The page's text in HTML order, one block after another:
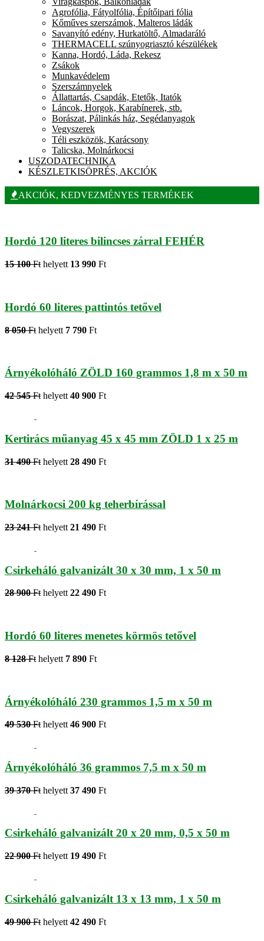
Agrofólia, Fátyolfólia, Építőipari fólia
Kőműves szerszámok, Malteros ládák
Savanyító edény, Hurkatöltő, Almadaráló
THERMACELL szúnyogriasztó készülékek
Kanna, Hordó, Láda, Rekesz
Zsákok
Munkavédelem
Szerszámnyelek
Állattartás, Csapdák, Etetők, Itatók
Láncok, Horgok, Karabínerek, stb.
Borászat, Pálinkás ház, Segédanyagok
Vegyszerek
Téli eszközök, Karácsony
Talicska, Molnárkocsi
USZODATECHNIKA
KÉSZLETKISÖPRÉS, AKCIÓK
AKCIÓK, KEDVEZMÉNYES TERMÉKEK
Hordó 120 literes bilincses zárral FEHÉR
15 100 Ft helyett 13 990 Ft
Hordó 60 literes pattintós tetővel
8 050 Ft helyett 7 790 Ft
Árnyékolóháló ZÖLD 160 grammos 1,8 m x 50 m
42 545 Ft helyett 40 900 Ft
Kertirács műanyag 45 x 45 mm ZÖLD 1 x 25 m
31 490 Ft helyett 28 490 Ft
Molnárkocsi 200 kg teherbírással
23 241 Ft helyett 21 490 Ft
Csirkeháló galvanizált 30 x 30 mm, 1 x 50 m
28 900 Ft helyett 22 490 Ft
Hordó 60 literes menetes körmös tetővel
8 128 Ft helyett 7 890 Ft
Árnyékolóháló 230 grammos 1,5 m x 50 m
49 530 Ft helyett 46 900 Ft
Árnyékolóháló 36 grammos 7,5 m x 50 m
39 370 Ft helyett 37 490 Ft
Csirkeháló galvanizált 20 x 20 mm, 0,5 x 50 m
22 900 Ft helyett 19 490 Ft
Csirkeháló galvanizált 13 x 13 mm, 1 x 50 m
49 900 Ft helyett 42 490 Ft